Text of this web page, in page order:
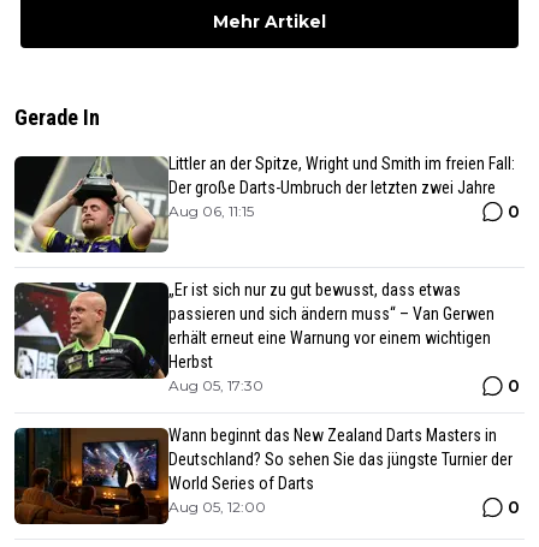
Mehr Artikel
Gerade In
Littler an der Spitze, Wright und Smith im freien Fall:
Der große Darts-Umbruch der letzten zwei Jahre
Aug 06, 11:15 0
„Er ist sich nur zu gut bewusst, dass etwas
passieren und sich ändern muss“ – Van Gerwen
erhält erneut eine Warnung vor einem wichtigen
Herbst
Aug 05, 17:30 0
Wann beginnt das New Zealand Darts Masters in
Deutschland? So sehen Sie das jüngste Turnier der
World Series of Darts
Aug 05, 12:00 0